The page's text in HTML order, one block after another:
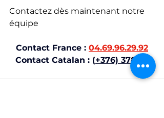
Contactez dès maintenant notre
équipe
Contact France : 04.69.96.29.92
Contact Catalan : (+376) 378 77